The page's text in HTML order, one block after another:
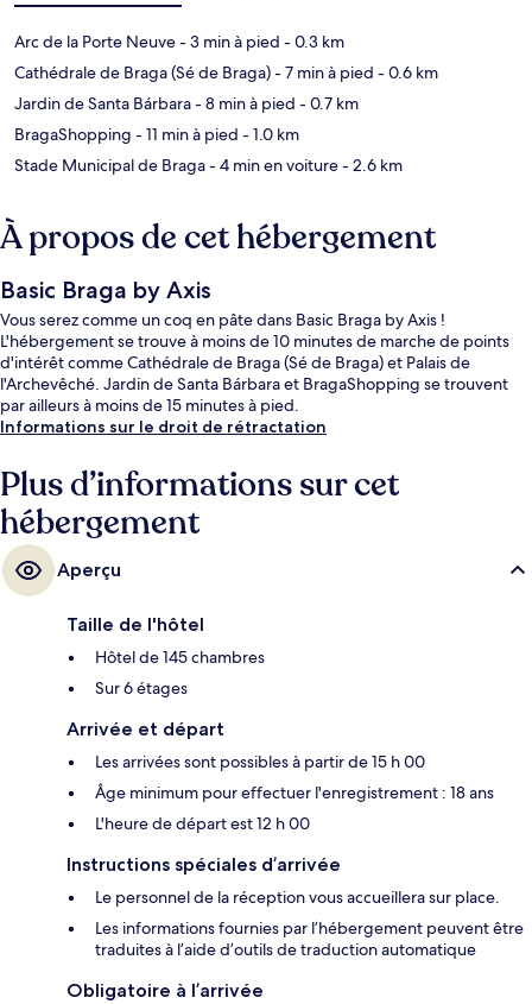
Arc de la Porte Neuve- 3 min à pied - 0.3 km
Cathédrale de Braga (Sé de Braga)- 7 min à pied - 0.6 km
Jardin de Santa Bárbara- 8 min à pied - 0.7 km
BragaShopping - 11 min à pied - 1.0 km
Stade Municipal de Braga- 4 min en voiture- 2.6 km
À propos de cet hébergement
Basic Braga by Axis
Vous serez comme un coq en pâte dans Basic Braga by Axis !
L'hébergement se trouve à moins de 10 minutes de marche de points
d'intérêt comme Cathédrale de Braga (Sé de Braga) et Palais de
l'Archevêché. Jardin de Santa Bárbara et BragaShopping se trouvent
par ailleurs à moins de 15 minutes à pied.
Informations sur le droit de rétractation
Plus d’informations sur cet
hébergement
Aperçu
Taille de l'hôtel
Hôtel de 145 chambres
Sur 6 étages
Arrivée et départ
Les arrivées sont possibles à partir de 15 h 00
Âge minimum pour effectuer l'enregistrement : 18 ans
L'heure de départ est 12 h 00
Instructions spéciales d’arrivée
Le personnel de la réception vous accueillera sur place.
Les informations fournies par l’hébergement peuvent être
traduites à l’aide d’outils de traduction automatique
Obligatoire à l’arrivée